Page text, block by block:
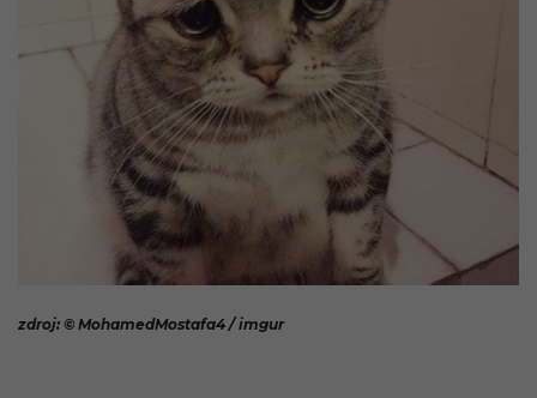
zdroj: © MohamedMostafa4 / imgur